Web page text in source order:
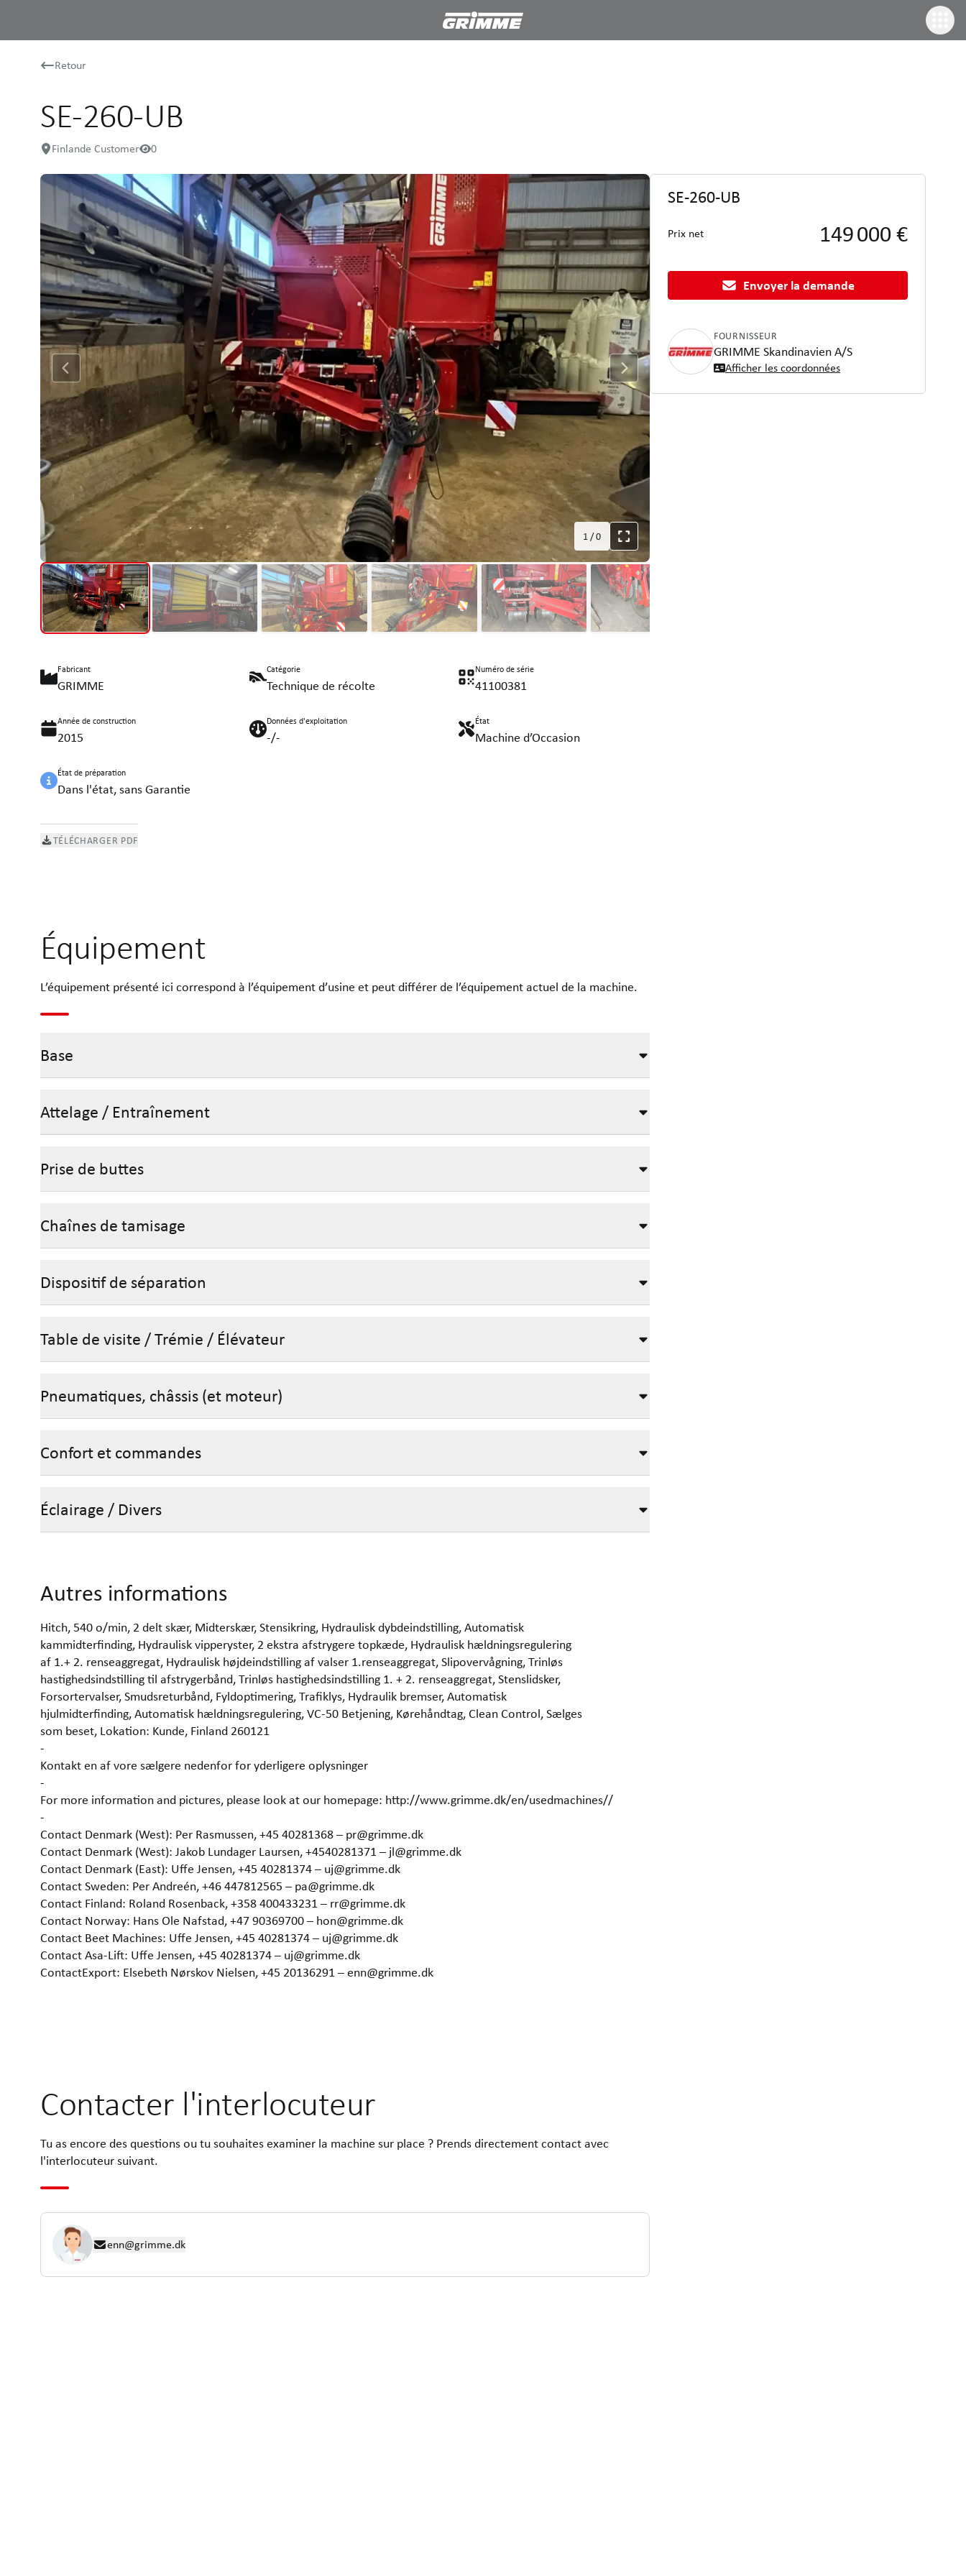
Retour
SE-260-UB
Finlande Customer 0
1/0
Fabricant
GRIMME
Catégorie
Technique de récolte
Numéro de série
41100381
Année de construction
2015
Données d'exploitation
-/-
État
Machine d’Occasion
État de préparation
Dans l'état, sans Garantie
TÉLÉCHARGER PDF
Équipement
L’équipement présenté ici correspond à l’équipement d’usine et peut différer de l’équipement actuel de la machine.
Base
Attelage / Entraînement
Prise de buttes
Chaînes de tamisage
Dispositif de séparation
Table de visite / Trémie / Élévateur
Pneumatiques, châssis (et moteur)
Confort et commandes
Éclairage / Divers
Autres informations
Hitch, 540 o/min, 2 delt skær, Midterskær, Stensikring, Hydraulisk dybdeindstilling, Automatisk
kammidterfinding, Hydraulisk vipperyster, 2 ekstra afstrygere topkæde, Hydraulisk hældningsregulering
af 1.+ 2. renseaggregat, Hydraulisk højdeindstilling af valser 1.renseaggregat, Slipovervågning, Trinløs
hastighedsindstilling til afstrygerbånd, Trinløs hastighedsindstilling 1. + 2. renseaggregat, Stenslidsker,
Forsortervalser, Smudsreturbånd, Fyldoptimering, Trafiklys, Hydraulik bremser, Automatisk
hjulmidterfinding, Automatisk hældningsregulering, VC-50 Betjening, Kørehåndtag, Clean Control, Sælges
som beset, Lokation: Kunde, Finland 260121
-
Kontakt en af vore sælgere nedenfor for yderligere oplysninger
-
For more information and pictures, please look at our homepage: http://www.grimme.dk/en/usedmachines//
-
Contact Denmark (West): Per Rasmussen, +45 40281368 – pr@grimme.dk
Contact Denmark (West): Jakob Lundager Laursen, +4540281371 – jl@grimme.dk
Contact Denmark (East): Uffe Jensen, +45 40281374 – uj@grimme.dk
Contact Sweden: Per Andreén, +46 447812565 – pa@grimme.dk
Contact Finland: Roland Rosenback, +358 400433231 – rr@grimme.dk
Contact Norway: Hans Ole Nafstad, +47 90369700 – hon@grimme.dk
Contact Beet Machines: Uffe Jensen, +45 40281374 – uj@grimme.dk
Contact Asa-Lift: Uffe Jensen, +45 40281374 – uj@grimme.dk
ContactExport: Elsebeth Nørskov Nielsen, +45 20136291 – enn@grimme.dk
Contacter l'interlocuteur
Tu as encore des questions ou tu souhaites examiner la machine sur place ? Prends directement contact avec
l'interlocuteur suivant.
enn@grimme.dk
SE-260-UB
Prix net 149 000 €
Envoyer la demande
FOURNISSEUR
GRIMME Skandinavien A/S
Afficher les coordonnées